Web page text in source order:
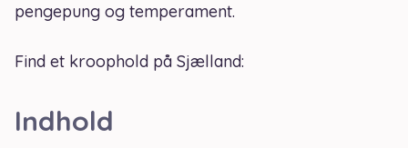
pengepung og temperament.
Find et kroophold på Sjælland:
Indhold